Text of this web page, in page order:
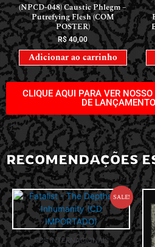
(NPCD-048) Caustic Phlegm –
Putrefying Flesh (COM
POSTER)
R$40,00
Adicionar ao carrinho
CLIQUE AQUI PARA VER
DE
RECOMENDAÇÕES
Sale!
CDS INTERNACIONAIS